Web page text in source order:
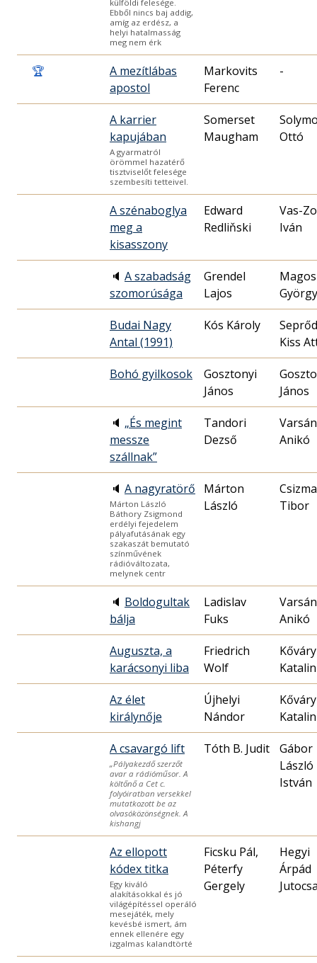
külföldi felesége.
Ebből nincs baj addig,
amíg az erdész, a
helyi hatalmasság
meg nem érk
🏆
A mezítlábas
apostol
Markovits
Ferenc
-
A karrier
kapujában
A gyarmatról
örömmel hazatérő
tisztviselőt felesége
szembesíti tetteivel.
Somerset
Maugham
Ottó
A szénaboglya
meg a
kisasszony
Edward
Redliňski
Vas-
Iván
🔈 A szabadság
szomorúsága
Grendel
Lajos
Magos
György
Budai Nagy
Antal (1991)
Kós Károly
Kiss
Bohó gyilkosok
Gosztonyi
János
János
🔈 „És megint
messze
szállnak”
Tandori
Dezső
Anikó
🔈 A nagyratörő
Márton László
Báthory Zsigmond
erdélyi fejedelem
pályafutásának egy
szakaszát bemutató
színművének
rádióváltozata,
melynek centr
Márton
László
Tibor
🔈 Boldogultak
bálja
Ladislav
Fuks
Anikó
Auguszta, a
karácsonyi liba
Friedrich
Wolf
Kőváry
Katalin
Az élet
királynője
Újhelyi
Nándor
Kőváry
Katalin
A csavargó lift
„Pályakezdő szerzőt
avar a rádióműsor. A
költőnő a Cet c.
folyóiratban versekkel
mutatkozott be az
olvasóközönségnek. A
kishangj
Tóth B. Judit
Gábor
László
István
Az ellopott
kódex titka
Egy kiváló
alakításokkal és jó
világépítéssel operáló
mesejáték, mely
kevésbé ismert, ám
ennek ellenére egy
izgalmas kalandtörté
Ficsku Pál,
Péterfy
Gergely
Hegyi
Árpád